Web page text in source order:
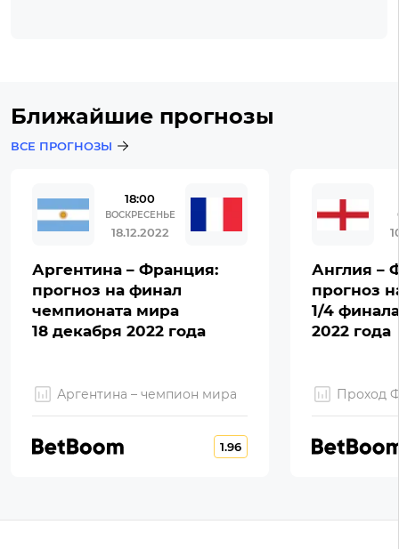
Ближайшие прогнозы
ВСЕ ПРОГНОЗЫ
18:00
ВОСКРЕСЕНЬЕ
18.12.2022
Аргентина – Франция:
прогноз на финал
чемпионата мира
18 декабря 2022 года
Аргентина – чемпион мира
1.96
Англия –
прогноз
1/4
2022 года
Проход